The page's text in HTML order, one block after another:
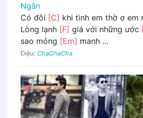
Ngân
Có đôi [C] khi tình em thờ ơ em
Lòng lạnh [F] giá với những ước
sao mỏng [Em] manh ...
Điệu: ChaChaCha